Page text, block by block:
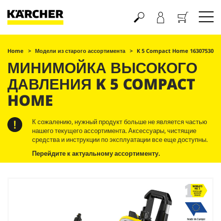
Корзина
Home Модели из старого ассортимента K 5 Compact Home 16307530
МИНИМОЙКА ВЫСОКОГО
ДАВЛЕНИЯ K 5 COMPACT
HOME
К сожалению, нужный продукт больше не является частью
нашего текущего ассортимента. Аксессуары, чистящие
средства и инструкции по эксплуатации все еще доступны.
Перейдите к актуальному ассортименту.